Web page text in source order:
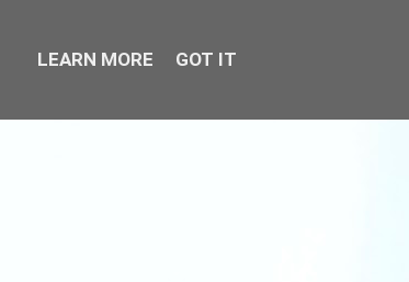
LEARN MORE GOT IT